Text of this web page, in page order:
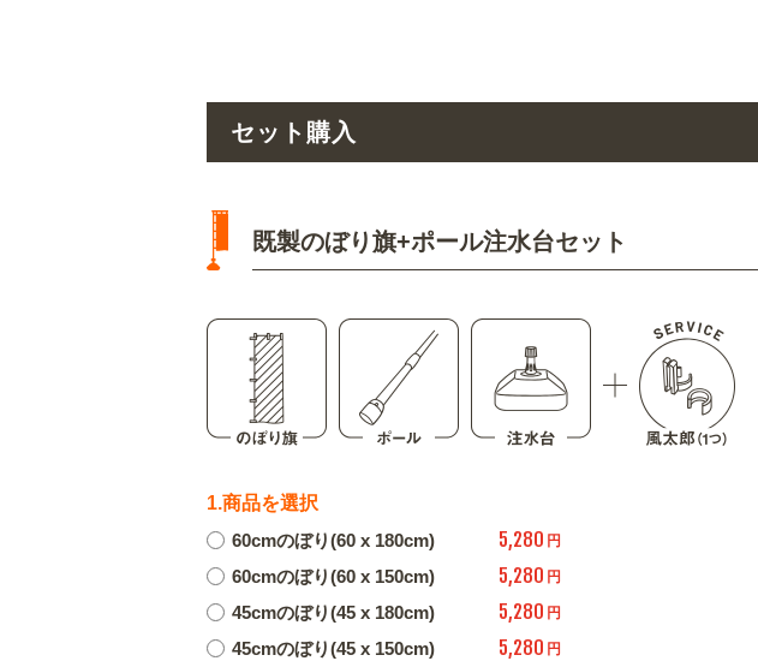
セット購入
既製のぼり旗+ポール注水台セット
1.商品を選択
60cmのぼり(60 x 180cm)
5,280 円
60cmのぼり(60 x 150cm) 5,280 円
45cmのぼり(45 x 180cm) 5,280 円
45cmのぼり(45 x 150cm) 5,280 円